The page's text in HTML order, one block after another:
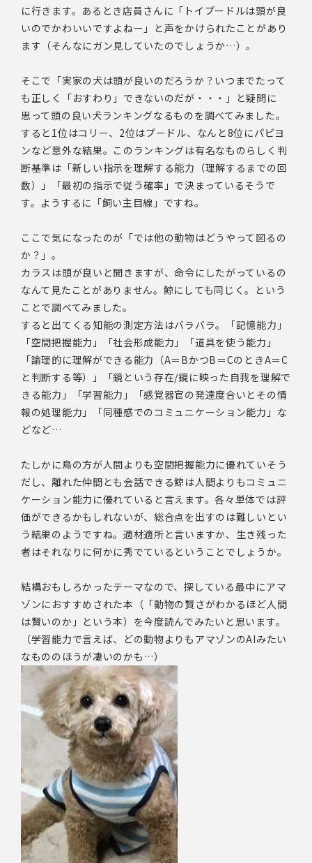
に行きます。あるとき店員さんに「トイプードルは頭が良
いのでかわいいですよねー」と声をかけられたことがあり
ます（そんなにガン見していたのでしょうか…）。
そこで「実家の犬は頭が良いのだろうか？いつまでたって
も正しく「おすわり」できないのだが・・・」と疑問に
思って頭の良い犬ランキングなるものを調べてみました。
すると1位はコリー、2位はプードル、なんと8位にパピヨ
ンなど意外な結果。このランキングは有名なものらしく判
断基準は「新しい指示を理解する能力（理解するまでの回
数）」「最初の指示で従う確率」で決まっているそうで
す。ようするに「飼い主目線」ですね。
ここで気になったのが「では他の動物はどうやって図るの
か？」。
カラスは頭が良いと聞きますが、命令にしたがっているの
なんて見たことがありません。鯨にしても同じく。という
ことで調べてみました。
すると出てくる知能の測定方法はバラバラ。「記憶能力」
「空間把握能力」「社会形成能力」「道具を使う能力」
「論理的に理解ができる能力（A＝BかつB＝CのときA＝C
と判断する等）」「鏡という存在/鏡に映った自我を理解で
きる能力」「学習能力」「感覚器官の発達度合いとその情
報の処理能力」「同種感でのコミュニケーション能力」な
どなど…
たしかに鳥の方が人間よりも空間把握能力に優れていそう
だし、離れた仲間とも会話できる鯨は人間よりもコミュニ
ケーション能力に優れていると言えます。各々単体では評
価ができるかもしれないが、総合点を出すのは難しいとい
う結果のようですね。適材適所と言いますか、生き残った
者はそれなりに何かに秀でているということでしょうか。
結構おもしろかったテーマなので、探している最中にアマ
ゾンにおすすめされた本（「動物の賢さがわかるほど人間
は賢いのか」という本）を今度読んでみたいと思います。
（学習能力で言えば、どの動物よりもアマゾンのAIみたい
なもののほうが凄いのかも…）